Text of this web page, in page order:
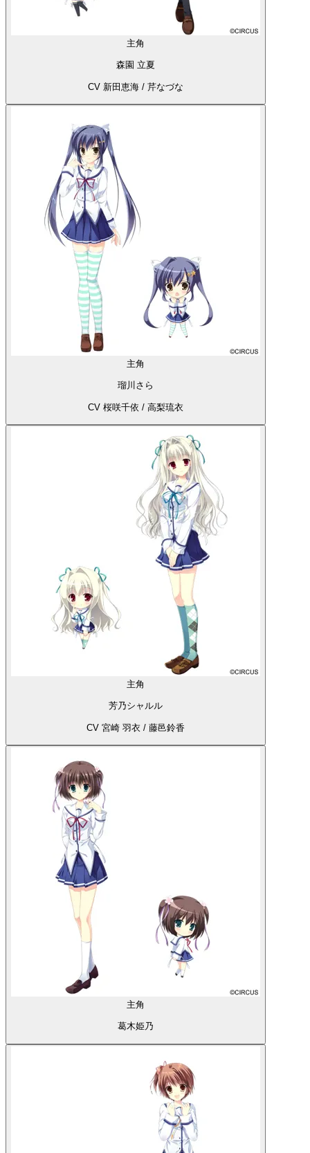
主角
森園 立夏
CV 新田恵海 / 芹なづな
主角
瑠川さら
CV 桜咲千依 / 高梨琉衣
主角
芳乃シャルル
CV 宮崎 羽衣 / 藤邑鈴香
主角
葛木姫乃